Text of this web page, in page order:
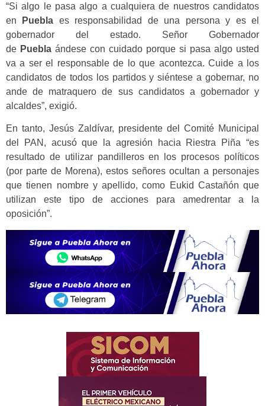
“Si algo le pasa algo a cualquiera de nuestros candidatos
en
Puebla es responsabilidad de una persona y es el
gobernador del estado. Señor Gobernador
de Puebla ándese con cuidado porque si pasa algo usted
va a ser el responsable de lo que acontezca. Cuide a los
candidatos de todos los partidos y siéntese a gobernar, no
ande de matraquero de sus candidatos a gobernador y
alcaldes”, exigió.
En tanto, Jesús Zaldívar, presidente del Comité Municipal
del PAN, acusó que la agresión hacia Riestra Piña “es
resultado de utilizar pandilleros en los procesos políticos
(por parte de Morena), estos señores ocultan a personajes
que tienen nombre y apellido, como Eukid Castañón que
utilizan este tipo de acciones para amedrentar a la
oposición”.